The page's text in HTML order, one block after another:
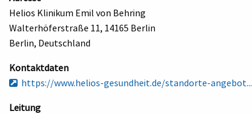
Helios Klinikum Emil von Behring
Walterhöferstraße 11, 14165 Berlin
Berlin, Deutschland
Kontaktdaten
https://www.helios-gesundheit.de/standorte-angebot...
Leitung